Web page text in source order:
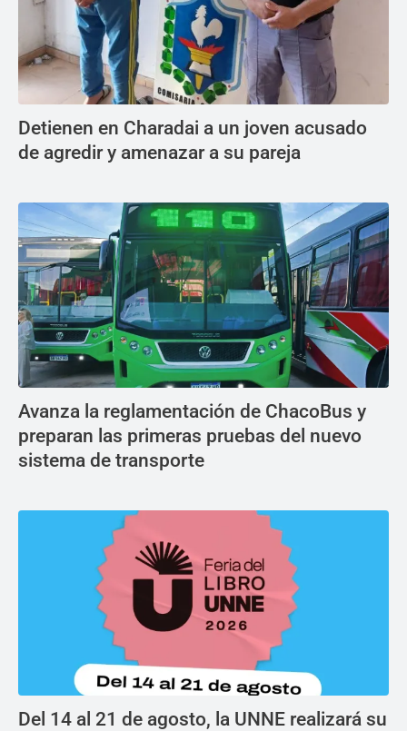
Detienen en Charadai a un joven acusado
de agredir y amenazar a su pareja
Avanza la reglamentación de ChacoBus y
preparan las primeras pruebas del nuevo
sistema de transporte
Del 14 al 21 de agosto, la UNNE realizará su